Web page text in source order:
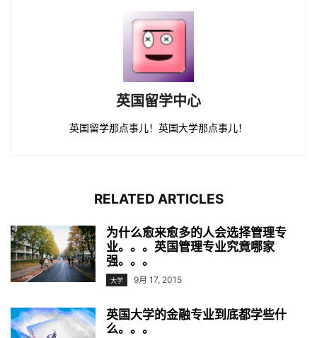
英国留学中心
英国留学那点事儿！英国大学那点事儿！
RELATED ARTICLES
为什么愈来愈多的人会选择管理专
业。。。英国管理专业究竟哪家
强。。。
大学 9月 17, 2015
英国大学的金融专业到底都学些什
么。。。